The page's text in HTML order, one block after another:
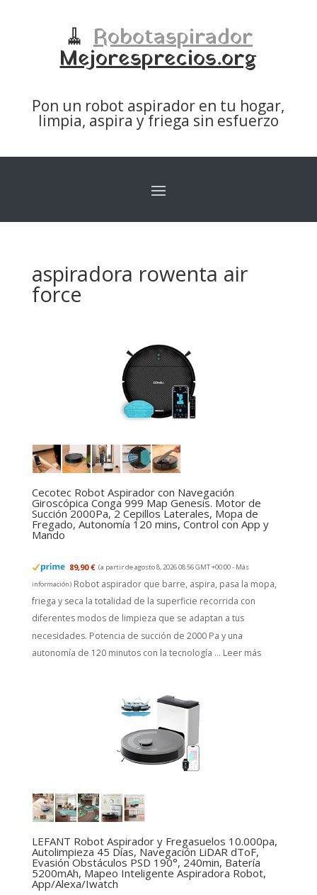
🧹 Robotaspirador
Mejoresprecios.org
Pon un robot aspirador en tu hogar,
limpia, aspira y friega sin esfuerzo
aspiradora rowenta air
force
Cecotec Robot Aspirador con Navegación
Giroscópica Conga 999 Map Genesis. Motor de
Succión 2000Pa, 2 Cepillos Laterales, Mopa de
Fregado, Autonomía 120 mins, Control con App y
Mando
89,90 € (a partir de agosto 8, 2026 08:56 GMT +00:00 - Más
información) Robot aspirador que barre, aspira, pasa la mopa,
friega y seca la totalidad de la superficie recorrida con
diferentes modos de limpieza que se adaptan a tus
necesidades. Potencia de succión de 2000 Pa y una
autonomía de 120 minutos con la tecnología ... Leer más
LEFANT Robot Aspirador y Fregasuelos 10.000pa,
Autolimpieza 45 Días, Navegación LiDAR dToF,
Evasión Obstáculos PSD 190°, 240min, Batería
5200mAh, Mapeo Inteligente Aspiradora Robot,
App/Alexa/Iwatch